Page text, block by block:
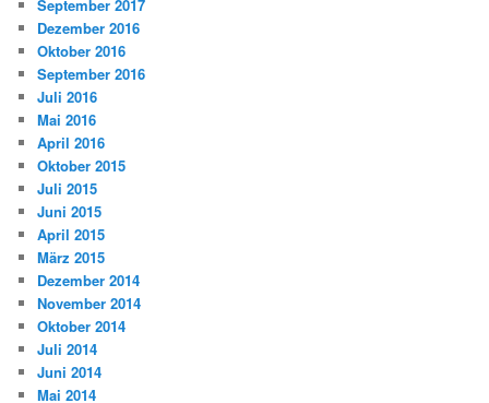
September 2017
Dezember 2016
Oktober 2016
September 2016
Juli 2016
Mai 2016
April 2016
Oktober 2015
Juli 2015
Juni 2015
April 2015
März 2015
Dezember 2014
November 2014
Oktober 2014
Juli 2014
Juni 2014
Mai 2014